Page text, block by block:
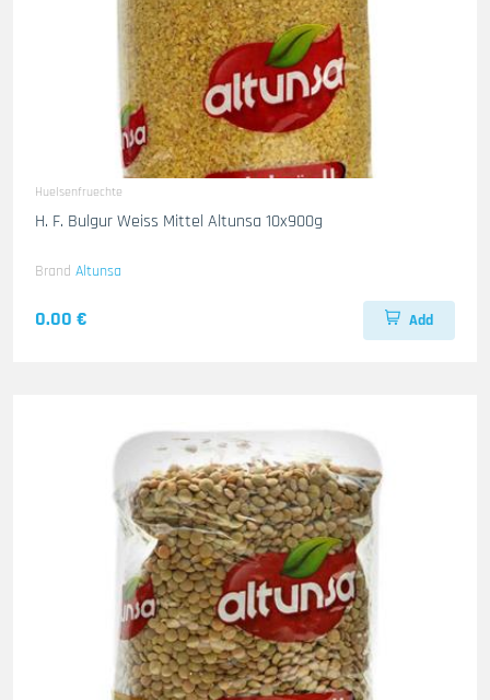
Huelsenfruechte
H. F. Bulgur Weiss Mittel Altunsa 10x900g
Brand Altunsa
0.00 € Add